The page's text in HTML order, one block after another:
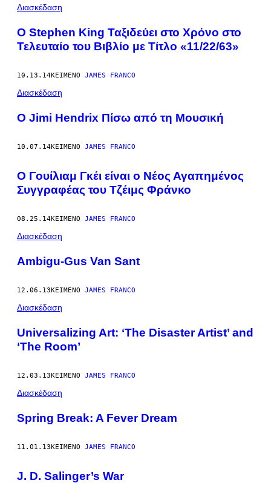
POSTS
BY
THIS
AUTHOR
Διασκέδαση
Ο Stephen King Ταξιδεύει στο Χρόνο στο
Τελευταίο του Βιβλίο με Τίτλο «11/22/63»
10.13.14ΚΕΊΜΕΝΟ JAMES FRANCO
Διασκέδαση
O Jimi Hendrix Πίσω από τη Μουσική
10.07.14ΚΕΊΜΕΝΟ JAMES FRANCO
Ο Γουίλιαμ Γκέι είναι ο Νέος Αγαπημένος
Συγγραφέας του Τζέιμς Φράνκο
08.25.14ΚΕΊΜΕΝΟ JAMES FRANCO
Διασκέδαση
Ambigu-Gus Van Sant
12.06.13ΚΕΊΜΕΝΟ JAMES FRANCO
Διασκέδαση
Universalizing Art: ‘The Disaster Artist’ and
‘The Room’
12.03.13ΚΕΊΜΕΝΟ JAMES FRANCO
Διασκέδαση
Spring Break: A Fever Dream
11.01.13ΚΕΊΜΕΝΟ JAMES FRANCO
J. D. Salinger’s War